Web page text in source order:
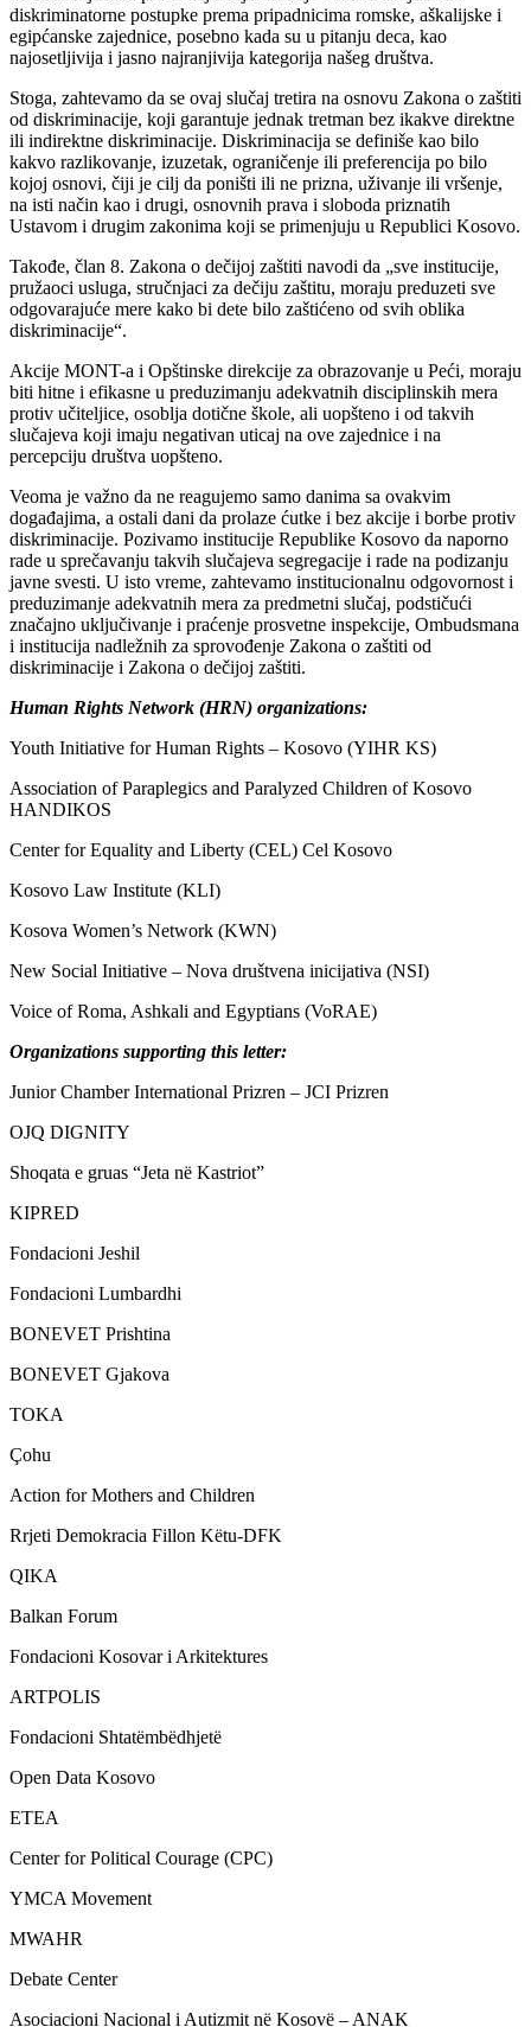
diskriminatorne postupke prema pripadnicima romske, aškalijske i
egipćanske zajednice, posebno kada su u pitanju deca, kao
najosetljivija i jasno najranjivija kategorija našeg društva.
Stoga, zahtevamo da se ovaj slučaj tretira na osnovu Zakona o zaštiti
od diskriminacije, koji garantuje jednak tretman bez ikakve direktne
ili indirektne diskriminacije. Diskriminacija se definiše kao bilo
kakvo razlikovanje, izuzetak, ograničenje ili preferencija po bilo
kojoj osnovi, čiji je cilj da poništi ili ne prizna, uživanje ili vršenje,
na isti način kao i drugi, osnovnih prava i sloboda priznatih
Ustavom i drugim zakonima koji se primenjuju u Republici Kosovo.
Takođe, član 8. Zakona o dečijoj zaštiti navodi da „sve institucije,
pružaoci usluga, stručnjaci za dečiju zaštitu, moraju preduzeti sve
odgovarajuće mere kako bi dete bilo zaštićeno od svih oblika
diskriminacije“.
Akcije MONT-a i Opštinske direkcije za obrazovanje u Peći, moraju
biti hitne i efikasne u preduzimanju adekvatnih disciplinskih mera
protiv učiteljice, osoblja dotične škole, ali uopšteno i od takvih
slučajeva koji imaju negativan uticaj na ove zajednice i na
percepciju društva uopšteno.
Veoma je važno da ne reagujemo samo danima sa ovakvim
događajima, a ostali dani da prolaze ćutke i bez akcije i borbe protiv
diskriminacije. Pozivamo institucije Republike Kosovo da naporno
rade u sprečavanju takvih slučajeva segregacije i rade na podizanju
javne svesti. U isto vreme, zahtevamo institucionalnu odgovornost i
preduzimanje adekvatnih mera za predmetni slučaj, podstičući
značajno uključivanje i praćenje prosvetne inspekcije, Ombudsmana
i institucija nadležnih za sprovođenje Zakona o zaštiti od
diskriminacije i Zakona o dečijoj zaštiti.
Human Rights Network (HRN) organizations:
Youth Initiative for Human Rights – Kosovo (YIHR KS)
Association of Paraplegics and Paralyzed Children of Kosovo
HANDIKOS
Center for Equality and Liberty (CEL) Cel Kosovo
Kosovo Law Institute (KLI)
Kosova Women’s Network (KWN)
New Social Initiative – Nova društvena inicijativa (NSI)
Voice of Roma, Ashkali and Egyptians (VoRAE)
Organizations supporting this letter:
Junior Chamber International Prizren – JCI Prizren
OJQ DIGNITY
Shoqata e gruas “Jeta në Kastriot”
KIPRED
Fondacioni Jeshil
Fondacioni Lumbardhi
BONEVET Prishtina
BONEVET Gjakova
TOKA
Çohu
Action for Mothers and Children
Rrjeti Demokracia Fillon Këtu-DFK
QIKA
Balkan Forum
Fondacioni Kosovar i Arkitektures
ARTPOLIS
Fondacioni Shtatëmbëdhjetë
Open Data Kosovo
ETEA
Center for Political Courage (CPC)
YMCA Movement
MWAHR
Debate Center
Asociacioni Nacional i Autizmit në Kosovë – ANAK